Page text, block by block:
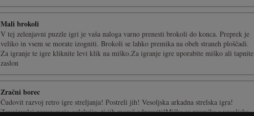
Mali brokoli
V tej zelenjavni puzzle igri je vaša naloga varno prenesti brokoli do konca. Preprek je
veliko in vsem se morate izogniti. Brokoli se lahko premika na obeh straneh ploščadi.
Za igranje te igre kliknite levi klik na miško.Za igranje igre uporabite miško ali tapnite
zaslon
Zračni borec
Čudovit razvoj retro igre streljanja! Postreli jih! Vesoljska arkadna strelska igra!
Zavojevalci prevzamejo galaksijo, ti jih moraš odpraviti!Miška se premika s vesoljsko